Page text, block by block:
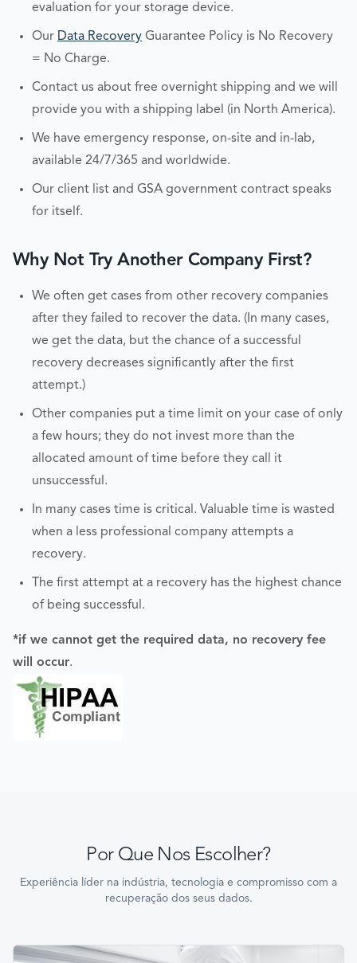
evaluation for your storage device.
Our Data Recovery Guarantee Policy is No Recovery
= No Charge.
Contact us about free overnight shipping and we will
provide you with a shipping label (in North America).
We have emergency response, on-site and in-lab,
available 24/7/365 and worldwide.
Our client list and GSA government contract speaks
for itself.
Why Not Try Another Company First?
We often get cases from other recovery companies
after they failed to recover the data. (In many cases,
we get the data, but the chance of a successful
recovery decreases significantly after the first
attempt.)
Other companies put a time limit on your case of only
a few hours; they do not invest more than the
allocated amount of time before they call it
unsuccessful.
In many cases time is critical. Valuable time is wasted
when a less professional company attempts a
recovery.
The first attempt at a recovery has the highest chance
of being successful.
*if we cannot get the required data, no recovery fee
will occur.
Por Que Nos Escolher?
Experiência líder na indústria, tecnologia e compromisso com a
recuperação dos seus dados.